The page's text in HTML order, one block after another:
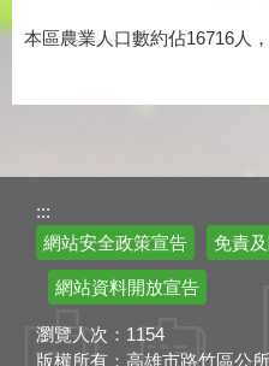
本區農業人口數約佔16716人
:::
網站安全政策宣告
免責
網站資料開放宣告
瀏覽人次： 1154
版權所有：高雄市路竹區公